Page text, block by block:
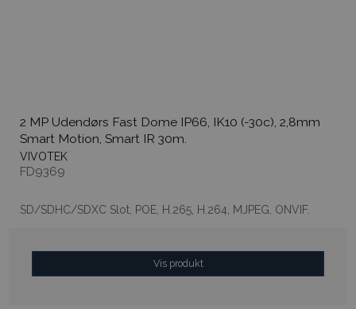
2 MP Udendørs Fast Dome IP66, IK10 (-30c), 2,8mm
Smart Motion, Smart IR 30m.
VIVOTEK
FD9369
SD/SDHC/SDXC Slot, POE, H.265, H.264, MJPEG, ONVIF.
Vis produkt